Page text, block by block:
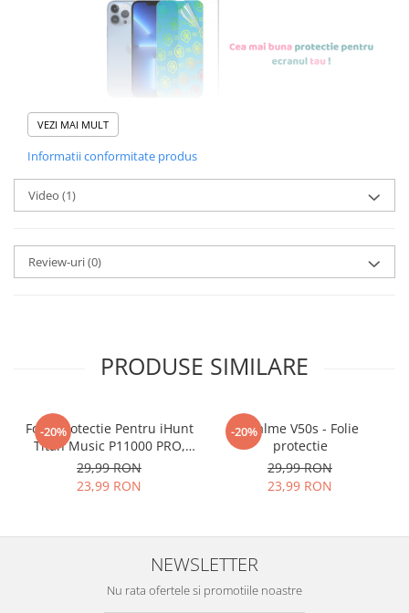
Foliile noastre sunt
tu.
Materialul folosit in
esteNano Glass flexibil.
AcestagaranteazacaNU SE
SPARGE in mii de cioburi
ascutite si periculoase.
zgarieturi si spargere, ci si
INTARESTE ecranul!
Folia avand rezistenta 9H la
VEZI MAI MULT
Informatii conformitate produs
Video (1)
Review-uri(0)
PRODUSE SIMILARE
-20%
Folie Protectie Pentru iHunt
Titan Music P11000 PRO,
VDOO
29,99 RON
23,99 RON
-20%
Realme V50s - Folie
protectie
29,99 RON
23,99 RON
NEWSLETTER
Nu rata ofertele si promotiile noastre